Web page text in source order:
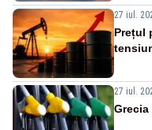
27 iul.
Prețul
27 iul.